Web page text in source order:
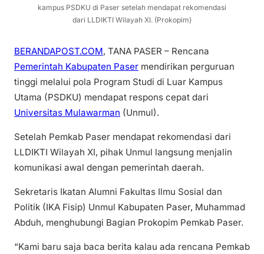
kampus PSDKU di Paser setelah mendapat rekomendasi
dari LLDIKTI Wilayah XI. (Prokopim)
BERANDAPOST.COM, TANA PASER – Rencana
Pemerintah Kabupaten Paser mendirikan perguruan
tinggi melalui pola Program Studi di Luar Kampus
Utama (PSDKU) mendapat respons cepat dari
Universitas Mulawarman (Unmul).
Setelah Pemkab Paser mendapat rekomendasi dari
LLDIKTI Wilayah XI, pihak Unmul langsung menjalin
komunikasi awal dengan pemerintah daerah.
Sekretaris Ikatan Alumni Fakultas Ilmu Sosial dan
Politik (IKA Fisip) Unmul Kabupaten Paser, Muhammad
Abduh, menghubungi Bagian Prokopim Pemkab Paser.
“Kami baru saja baca berita kalau ada rencana Pemkab